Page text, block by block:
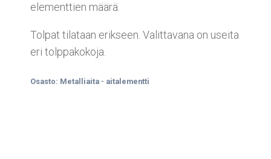
elementtien määrä.
Tolpat tilataan erikseen. Valittavana on useita
eri tolppakokoja.
Osasto: Metalliaita - aitalementti